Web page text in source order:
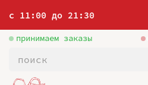
с 11:00 до 21:30
принимаем заказы